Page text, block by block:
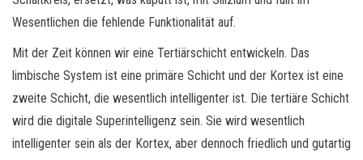
Wesentlichen die fehlende Funktionalität auf.
Mit der Zeit können wir eine Tertiärschicht entwickeln. Das
limbische System ist eine primäre Schicht und der Kortex ist eine
zweite Schicht, die wesentlich intelligenter ist. Die tertiäre Schicht
wird die digitale Superintelligenz sein. Sie wird wesentlich
intelligenter sein als der Kortex, aber dennoch friedlich und gutartig